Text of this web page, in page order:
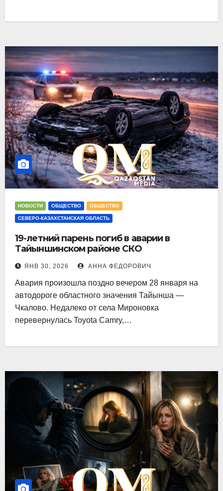
НОВОСТИ ОБЩЕСТВО ОБЩЕСТВО
СЕВЕРО-КАЗАХСТАНСКАЯ ОБЛАСТЬ
19-летний парень погиб в аварии в
Тайыншинском районе СКО
ЯНВ 30, 2026 АННА ФЕДОРОВИЧ
Авария произошла поздно вечером 28 января на
автодороге областного значения Тайынша —
Чкалово. Недалеко от села Мироновка
перевернулась Toyota Camry,…